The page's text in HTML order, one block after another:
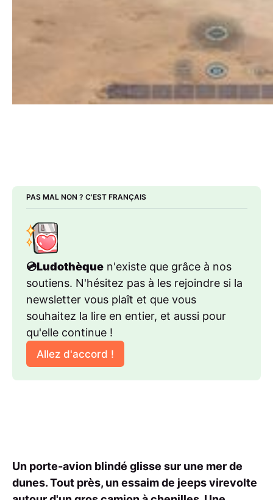
PAS MAL NON ? C'EST FRANÇAIS
💿Ludothèque n'existe que grâce à nos
soutiens. N'hésitez pas à les rejoindre si la
newsletter vous plaît et que vous
souhaitez la lire en entier, et aussi pour
qu'elle continue !
Allez d'accord !
Un porte-avion blindé glisse sur une mer de
dunes. Tout près, un essaim de jeeps virevolte